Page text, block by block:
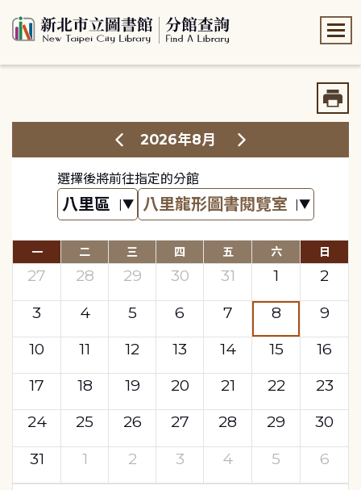
2026年8月
選擇後將前往指定的分館
一 二 三 四 五 六 日
27 28 29 30 31 1
2
3
4 5 6 7 8
9
10
11 12 13 14 15
16
17
18 19 20 21 22
23
24
25 26 27 28 29
30
31
1 2 3 4 5 6